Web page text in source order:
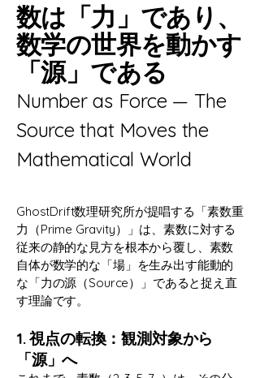
数は「力」であり、
数学の世界を動かす
「源」である
Number as Force — The
Source that Moves the
Mathematical World
GhostDrift数理研究所が提唱する「素数重
力（Prime Gravity）」は、素数に対する
従来の静的な見方を根本から覆し、素数
自体が数学的な「場」を生み出す能動的
な「力の源（Source）」であると捉え直
す理論です。
1. 視点の転換：観測対象から
「源」へ